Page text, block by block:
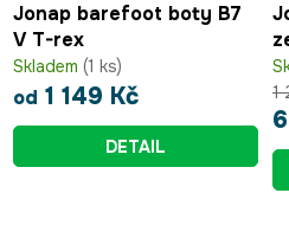
Jonap barefoot boty B7
V T-rex
Skladem (1 ks)
od 1 149 Kč
DETAIL
1